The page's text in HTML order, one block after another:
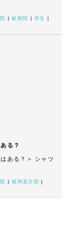
|姫路院 |学生
る？
ある？＞ シャツ
|福岡直方院